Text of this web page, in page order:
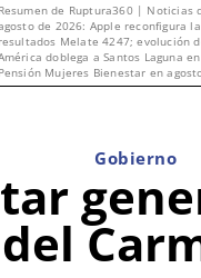
Resumen de Ruptura360 | Noticias
de 2026: Apple reconfigura
resultados Melate 4247; evolución
doblega a Santos Laguna
Pensión Mujeres Bienestar en
Gobierno
del